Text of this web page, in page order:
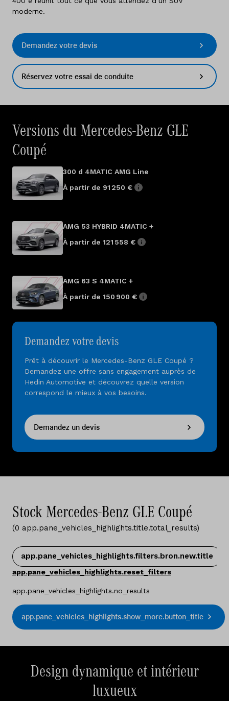
moderne.
Demandez votre devis
Réservez votre essai de conduite
Versions du Mercedes-Benz GLE
Coupé
300 d 4MATIC AMG Line
À partir de 91 250 €
AMG 53 HYBRID 4MATIC +
À partir de 121 558 €
AMG 63 S 4MATIC +
À partir de 150 900 €
Demandez votre devis
Prêt à découvrir le Mercedes-Benz GLE Coupé ?
Demandez une offre sans engagement auprès de
Hedin Automotive et découvrez quelle version
correspond le mieux à vos besoins.
Demandez un devis
Stock Mercedes-Benz GLE Coupé
(0 app.pane_vehicles_highlights.title.total_results)
app.pane_vehicles_highlights.filters.bron.new.title
app.pane_vehicles_highlights.reset_filters
app.pane_vehicles_highlights.no_results
app.pane_vehicles_highlights.show_more.button_title
Design dynamique et intérieur
luxueux